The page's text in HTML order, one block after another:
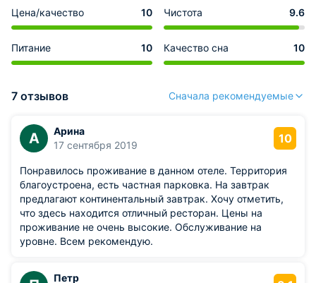
Цена/качество 10 Чистота 9.6
Питание 10 Качество сна 10
7 отзывов Сначала рекомендуемые
А
Арина
17 сентября 2019
10
Понравилось проживание в данном отеле. Территория
благоустроена, есть частная парковка. На завтрак
предлагают континентальный завтрак. Хочу отметить,
что здесь находится отличный ресторан. Цены на
проживание не очень высокие. Обслуживание на
уровне. Всем рекомендую.
Петр